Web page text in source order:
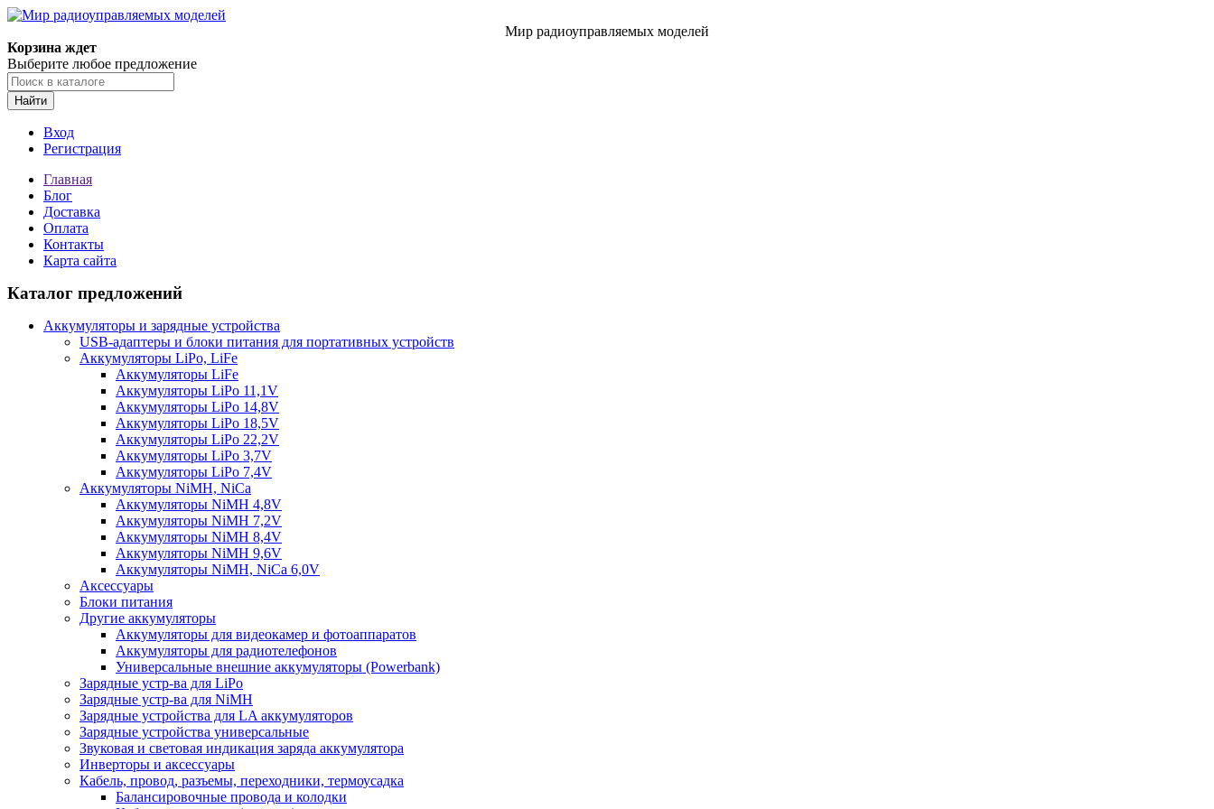
Мир радиоуправляемых моделей
Корзина ждет
Выберите любое предложение
Найти
Вход
Регистрация
Главная
Блог
Доставка
Оплата
Контакты
Карта сайта
Каталог предложений
Аккумуляторы и зарядные устройства
USB-адаптеры и блоки питания для портативных устройств
Аккумуляторы LiPo, LiFe
Аккумуляторы LiFe
Аккумуляторы LiPo 11,1V
Аккумуляторы LiPo 14,8V
Аккумуляторы LiPo 18,5V
Аккумуляторы LiPo 22,2V
Аккумуляторы LiPo 3,7V
Аккумуляторы LiPo 7,4V
Аккумуляторы NiMH, NiCa
Аккумуляторы NiMH 4,8V
Аккумуляторы NiMH 7,2V
Аккумуляторы NiMH 8,4V
Аккумуляторы NiMH 9,6V
Аккумуляторы NiMH, NiCa 6,0V
Аксессуары
Блоки питания
Другие аккумуляторы
Аккумуляторы для видеокамер и фотоаппаратов
Аккумуляторы для радиотелефонов
Универсальные внешние аккумуляторы (Powerbank)
Зарядные устр-ва для LiPo
Зарядные устр-ва для NiMH
Зарядные устройства для LA аккумуляторов
Зарядные устройства универсальные
Звуковая и световая индикация заряда аккумулятора
Инверторы и аксессуары
Кабель, провод, разъемы, переходники, термоусадка
Балансировочные провода и колодки